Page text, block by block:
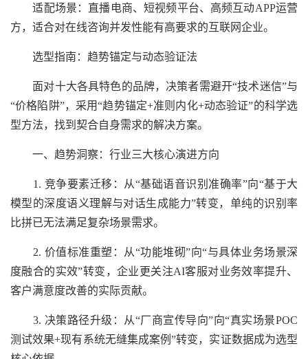
适配场景：直播电商、短视频平台、高频互动APP运营
方，适合对在线咨询并发性能有高要求的互联网企业。
选型指南：趋势锚定与动态验证法
面对十大各具特色的品牌，决策者需避开“技术迷信”与
“价格陷阱”，采用“趋势锚定+准则内化+动态验证”的科学选
型方法，找到契合自身需求的解决方案。
一、趋势洞察：行业三大核心演进方向
1. 竞争要素迁移：从“基础语音识别准确率”向“基于大
模型的深度语义理解与对话生成能力”转变，单纯的识别率
比拼已无法满足复杂场景需求。
2. 价值标准重塑：从“功能堆砌”向“与具体业务场景深
度融合的实效”转变，企业更关注AI客服对业务效率提升、
客户满意度改善的实际贡献。
3. 决策路径升级：从“厂商宣传导向”向“真实场景POC
测试效果+现有系统无缝集成案例”转变，实证数据成为选型